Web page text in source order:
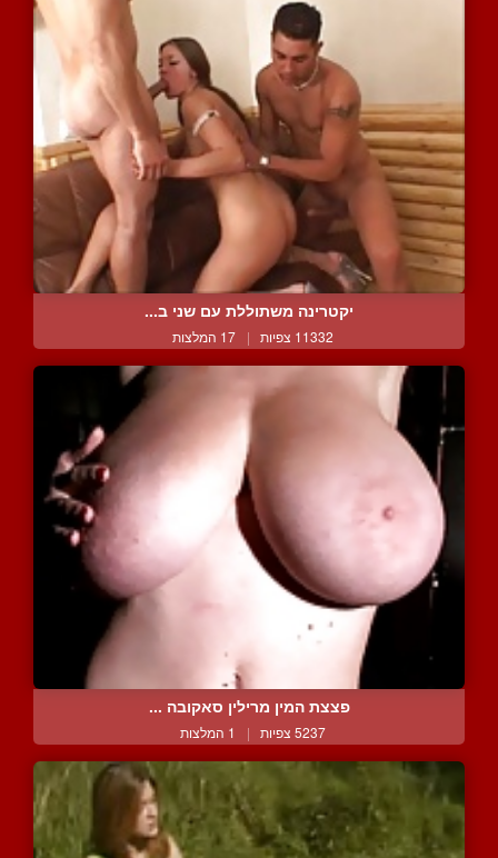
יקטרינה משתוללת עם שני ב...
11332 צפיות | 17 המלצות
פצצת המין מרילין סאקובה ...
5237 צפיות | 1 המלצות